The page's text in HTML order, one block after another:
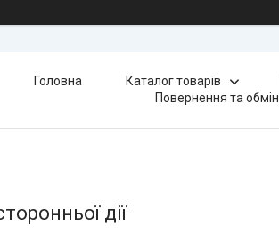
Головна Каталог товарів
Повернення та обмін
дії